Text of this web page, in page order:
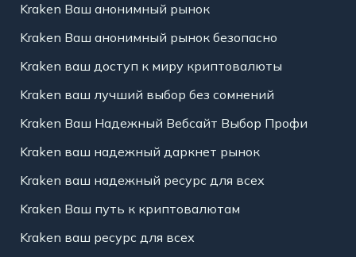
Kraken Ваш анонимный рынок
Kraken Ваш анонимный рынок безопасно
Kraken ваш доступ к миру криптовалюты
Kraken ваш лучший выбор без сомнений
Kraken Ваш Надежный Вебсайт Выбор Профи
Kraken ваш надежный даркнет рынок
Kraken ваш надежный ресурс для всех
Kraken Ваш путь к криптовалютам
Kraken ваш ресурс для всех